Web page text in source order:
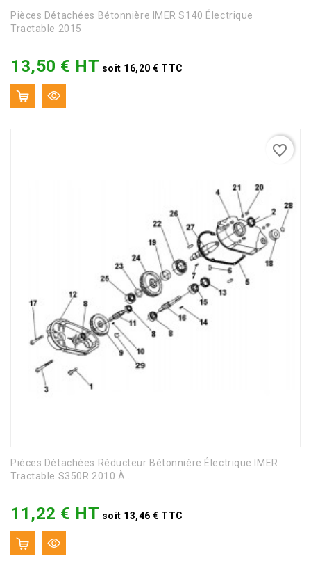
Pièces Détachées Bétonnière IMER S140 Électrique
Tractable 2015
13,50 € HT soit 16,20 € TTC
Pièces Détachées Réducteur Bétonnière Électrique IMER
Tractable S350R 2010 À...
11,22 € HT soit 13,46 € TTC
favorite_border